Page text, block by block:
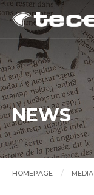
NEWS
HOMEPAGE MEDIA